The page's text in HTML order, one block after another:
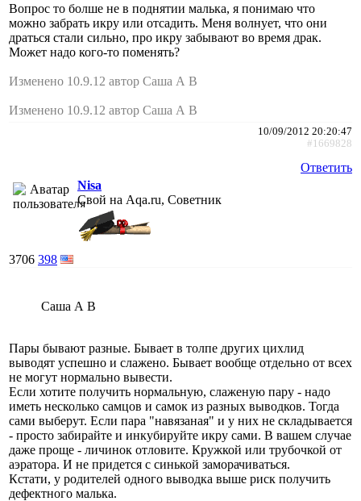
Вопрос то болше не в поднятии малька, я понимаю что
можно забрать икру или отсадить. Меня волнует, что они
драться стали сильно, про икру забывают во время драк.
Может надо кого-то поменять?
Изменено 10.9.12 автор Саша А В
Изменено 10.9.12 автор Саша А В
10/09/2012 20:20:47
#1669828
Ответить
Nisa
Свой на Aqa.ru, Советник
3706 398
Саша А В
Пары бывают разные. Бывает в толпе других цихлид
выводят успешно и слажено. Бывает вообще отдельно от всех
не могут нормально вывести.
Если хотите получить нормальную, слаженую пару - надо
иметь несколько самцов и самок из разных выводков. Тогда
сами выберут. Если пара "навязаная" и у них не складывается
- просто забирайте и инкубируйте икру сами. В вашем случае
даже проще - личинок отловите. Кружкой или трубочкой от
аэратора. И не придется с синькой заморачиваться.
Кстати, у родителей одного выводка выше риск получить
дефектного малька.